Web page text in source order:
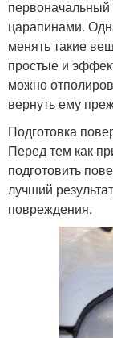
первоначальный
царапинами.
менять такие
простые и
можно
вернуть ему
Подготовка
Перед тем как
подготовить
лучший
повреждения.